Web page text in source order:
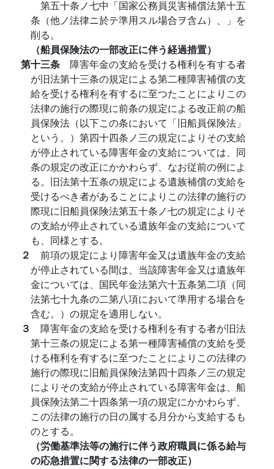
第五十条ノ七中「国家公務員災害補償法第十五
条（他ノ法律ニ於テ準用スル場合ヲ含ム）、」を
削る。
（船員保険法の一部改正に伴う経過措置）
第十三条 障害年金の支給を受ける権利を有する者
が旧法第十三条の規定による第二種障害補償の支
給を受ける権利を有するに至つたことによりこの
法律の施行の際現に前条の規定による改正前の船
員保険法（以下この条において「旧船員保険法」
という。）第四十四条ノ三の規定によりその支給
が停止されている障害年金の支給については、同
条の規定の改正にかかわらず、なお従前の例によ
る。旧法第十五条の規定による遺族補償の支給を
受けるべき者があることによりこの法律の施行の
際現に旧船員保険法第五十条ノ七の規定によりそ
の支給が停止されている遺族年金の支給について
も、同様とする。
２ 前項の規定により障害年金又は遺族年金の支給
が停止されている間は、当該障害年金又は遺族年
金については、国民年金法第六十五条第二項（同
法第七十九条の二第八項において準用する場合を
含む。）の規定を適用しない。
３ 障害年金の支給を受ける権利を有する者が旧法
第十三条の規定による第一種障害補償の支給を受
ける権利を有するに至つたことによりこの法律の
施行の際現に旧船員保険法第四十四条ノ三の規定
によりその支給が停止されている障害年金は、船
員保険法第二十四条第一項の規定にかかわらず、
この法律の施行の日の属する月分から支給するも
のとする。
（労働基準法等の施行に伴う政府職員に係る給与
の応急措置に関する法律の一部改正）